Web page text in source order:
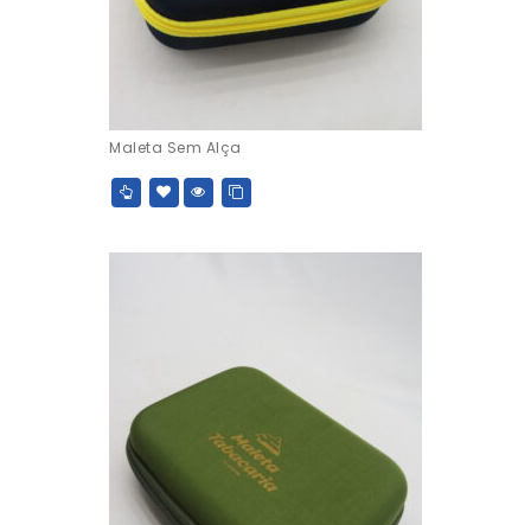
Maleta Sem Alça